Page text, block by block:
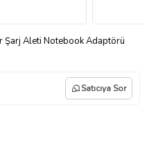
Aleti Notebook Adaptörü
Satıcıya Sor